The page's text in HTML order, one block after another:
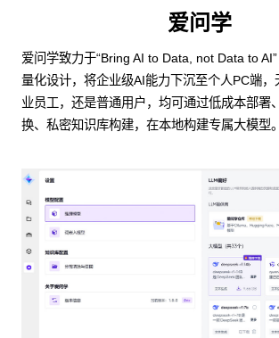
爱问学
爱问学致力于“Bring AI to Data, not Data to
量化设计，将企业级AI能力下沉至个人PC端
业员工，还是普通用户，均可通过低成本部署
换、私密知识库构建，在本地构建专属大模型。